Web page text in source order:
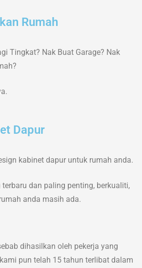
Rumah
Tingkat? Nak Buat Garage? Nak
Dapur
kabinet dapur untuk rumah anda.
dan paling penting, berkualiti,
anda masih ada.
dihasilkan oleh pekerja yang
pun telah 15 tahun terlibat dalam